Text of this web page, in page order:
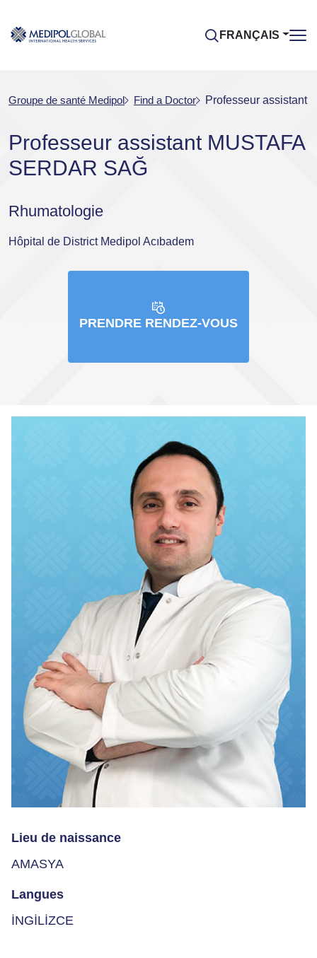
FRANÇAIS
Groupe de santé Medipol Find a Doctor Professeur assistant
Professeur assistant MUSTAFA
SERDAR SAĞ
Rhumatologie
Hôpital de District Medipol Acıbadem
PRENDRE RENDEZ-VOUS
Lieu de naissance
AMASYA
Langues
İNGİLİZCE